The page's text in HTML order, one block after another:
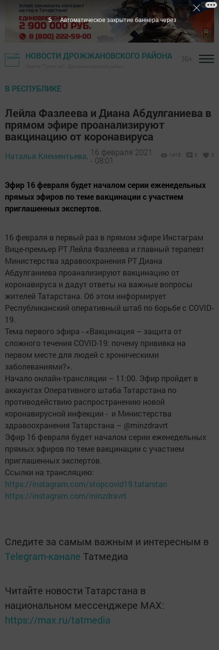
НОВОСТИ ДРОЖЖАНОВСКОГО РАЙОНА
В РЕСПУБЛИКЕ
Лейла Фазлеева и Диана Абдулганиева в
прямом эфире проанализируют
вакцинацию от коронавируса
Наталья Клементьева, 16 февраля 2021
- 08:01
1410 0 0
Эфир 16 февраля будет началом серии еженедельных
прямых эфиров по теме вакцинации с участием
приглашенных экспертов.
16 февраля в первый раз в прямом эфире Инстаграм
Вице-премьер РТ Лейла Фазлеева и главный терапевт
Министерства здравоохранения РТ Диана
Абдулганиева проанализируют вакцинацию от
коронавируса и дадут ответы на важные вопросы
жителей Татарстана. Об этом информирует
Республиканский оперативный штаб по борьбе с COVID-
19.
Тема первого эфира - «Вакцинация – защита от
сложного течения COVID-19: почему прививка на
первом месте для людей с хроническими
заболеваниями?».
Начало онлайн-трансляции – 11:00. Эфир пройдет в
аккаунтах Оперативного штаба Татарстана по
противодействию распространению новой
коронавирусной инфекции - и Министерства
здравоохранения Татарстана – @minzdravrt
Эфир 16 февраля будет началом серии еженедельных
прямых эфиров по теме вакцинации с участием
приглашенных экспертов.
Ссылки на трансляцию:
https://instagram.com/stopcovid19.tatarstan
https://instagram.com/minzdravrt
Следите за самым важным и интересным в
Telegram-канале Татмедиа
Читайте новости Татарстана в
национальном мессенджере MАХ:
https://max.ru/tatmedia
4 Автоматическое закрытие баннера через